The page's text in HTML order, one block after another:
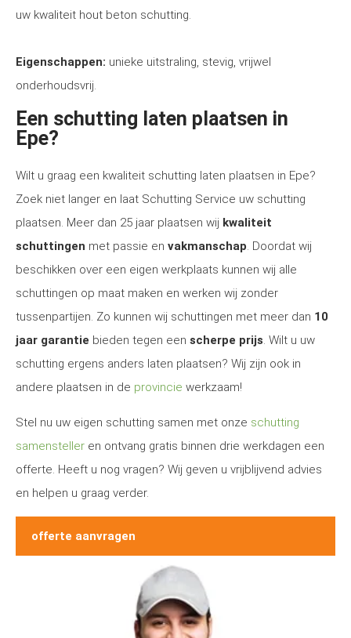
uw kwaliteit hout beton schutting.
Eigenschappen: unieke uitstraling, stevig, vrijwel
onderhoudsvrij.
Een schutting laten plaatsen in
Epe?
Wilt u graag een kwaliteit schutting laten plaatsen in Epe?
Zoek niet langer en laat Schutting Service uw schutting
plaatsen. Meer dan 25 jaar plaatsen wij kwaliteit
schuttingen met passie en vakmanschap. Doordat wij
beschikken over een eigen werkplaats kunnen wij alle
schuttingen op maat maken en werken wij zonder
tussenpartijen. Zo kunnen wij schuttingen met meer dan 10
jaar garantie bieden tegen een scherpe prijs. Wilt u uw
schutting ergens anders laten plaatsen? Wij zijn ook in
andere plaatsen in de provincie werkzaam!
Stel nu uw eigen schutting samen met onze schutting
samensteller en ontvang gratis binnen drie werkdagen een
offerte. Heeft u nog vragen? Wij geven u vrijblijvend advies
en helpen u graag verder.
offerte aanvragen